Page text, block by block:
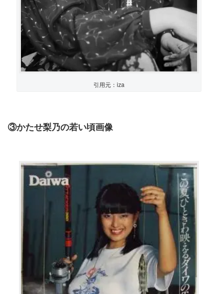
引用元：iza
③かたせ梨乃の若い頃画像